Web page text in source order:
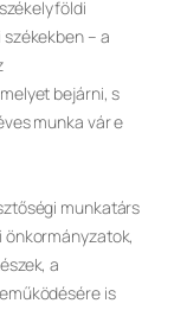
– a
bejárni, s
munka vár e
munkatárs
önkormányzatok,
a
is